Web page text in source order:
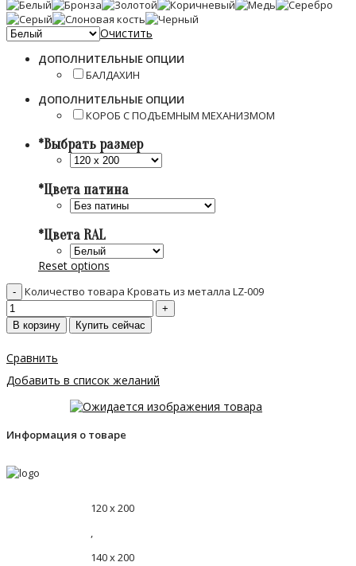
Очистить
ДОПОЛНИТЕЛЬНЫЕ ОПЦИИ
БАЛДАХИН
ДОПОЛНИТЕЛЬНЫЕ ОПЦИИ
КОРОБ С ПОДЪЕМНЫМ МЕХАНИЗМОМ
*Выбрать размер
*Цвета патина
*Цвета RAL
Reset options
Количество товара Кровать из металла LZ-009
В корзину Купить сейчас
Сравнить
Добавить в список желаний
Информация о товаре
120 х 200
,
140 х 200